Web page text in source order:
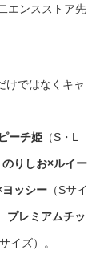
エンスストア先
けではなくキャ
ーチ姫（S・L
のりしお×ルイー
ッシー（Sサイ
プレミアムチッ
サイズ）。